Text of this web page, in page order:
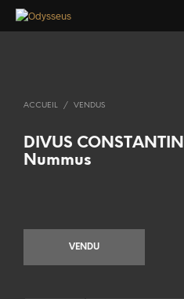
ACCUEIL / VENDUS
DIVUS
Nummus
VENDU